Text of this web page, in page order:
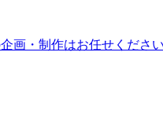
・制作はお任せくださ